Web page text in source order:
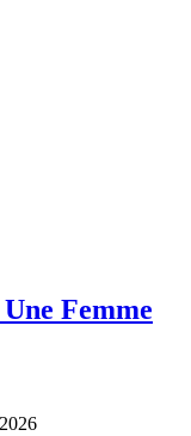
Femme